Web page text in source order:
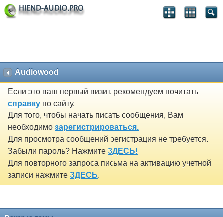
Audiowood
Если это ваш первый визит, рекомендуем почитать
справку по сайту.
Для того, чтобы начать писать сообщения, Вам
необходимо зарегистрироваться.
Для просмотра сообщений регистрация не требуется.
Забыли пароль? Нажмите ЗДЕСЬ!
Для повторного запроса письма на активацию учетной
записи нажмите ЗДЕСЬ.